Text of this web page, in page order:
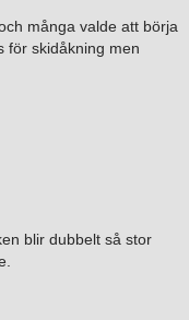
många valde att börja
för skidåkning men
blir dubbelt så stor